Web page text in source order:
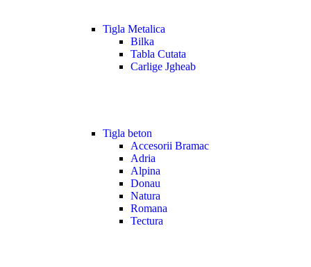
Tigla Metalica
Bilka
Tabla Cutata
Carlige Jgheab
Tigla beton
Accesorii Bramac
Adria
Alpina
Donau
Natura
Romana
Tectura